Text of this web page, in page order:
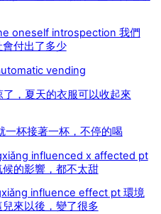
oneself introspection 我們
付出了多少
vending
，夏天的衣服可以收起來
一杯接著一杯，不停的喝
influenced x affected pt
的影響，都不太甜
influence effect pt 環境
來以後，變了很多